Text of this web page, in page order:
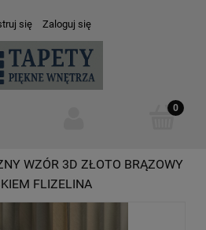
się Zaloguj się
WZÓR 3D ZŁOTO BRĄZOWY
FLIZELINA